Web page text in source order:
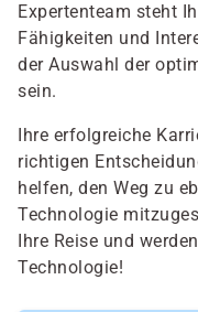
Expertenteam steht
Fähigkeiten und
der Auswahl der
sein.
Ihre erfolgreiche
richtigen
helfen, den Weg zu
Technologie
Ihre Reise und
Technologie!